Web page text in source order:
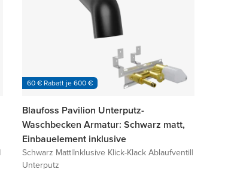
|
60 € Rabatt je 600 €
Blaufoss Pavilion Unterputz-
Waschbecken Armatur: Schwarz matt,
Einbauelement inklusive
Schwarz Matt|Inklusive Klick-Klack Ablaufventil|
Unterputz